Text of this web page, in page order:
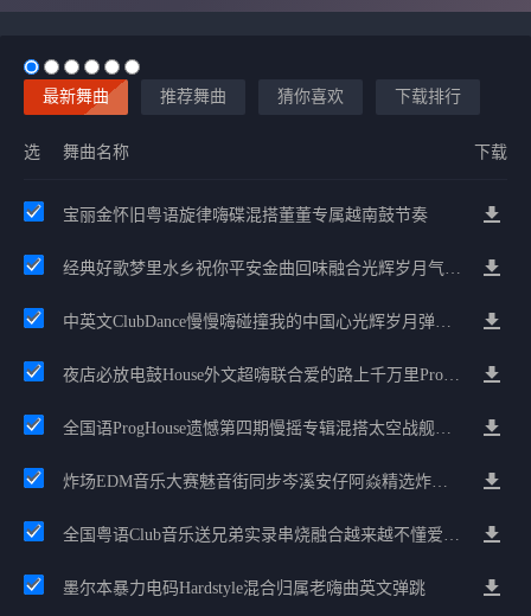
最新舞曲 推荐舞曲 猜你喜欢 下载排行
选 舞曲名称 下载
宝丽金怀旧粤语旋律嗨碟混搭董董专属越南鼓节奏
经典好歌梦里水乡祝你平安金曲回味融合光辉岁月气氛中文兄弟串烧
中英文ClubDance慢慢嗨碰撞我的中国心光辉岁月弹鼓车载
夜店必放电鼓House外文超嗨联合爱的路上千万里Prog包房漫步上头
全国语ProgHouse遗憾第四期慢摇专辑混搭太空战舰阿索阿西LakHouse车载
炸场EDM音乐大赛魅音街同步岑溪安仔阿焱精选炸场歌路串烧
全国粤语Club音乐送兄弟实录串烧融合越来越不懂爱的哲学遗憾专辑
墨尔本暴力电码Hardstyle混合归属老嗨曲英文弹跳